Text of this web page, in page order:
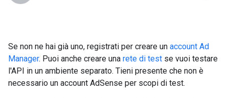
Se non ne hai già uno, registrati per creare un account Ad
Manager. Puoi anche creare una rete di test se vuoi testare
l'API in un ambiente separato. Tieni presente che non è
necessario un account AdSense per scopi di test.